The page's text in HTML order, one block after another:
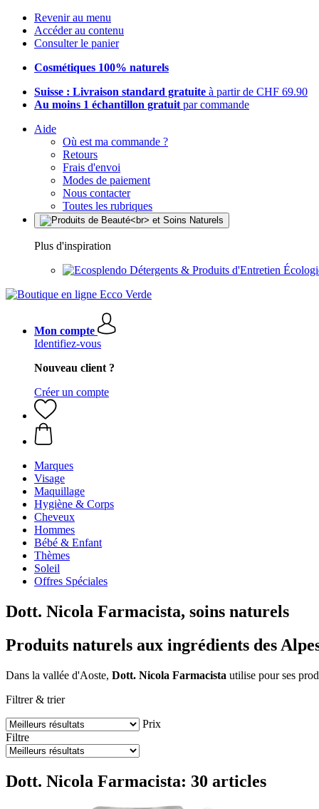
Revenir au menu
Accéder au contenu
Consulter le panier
Cosmétiques 100% naturels
Suisse : Livraison standard gratuite à partir de CHF 69.90
Au moins 1 échantillon gratuit par commande
Aide
Où est ma commande ?
Retours
Frais d'envoi
Modes de paiement
Nous contacter
Toutes les rubriques
Plus d'inspiration
Détergents & Produits d'Entretien
Mon compte
Identifiez-vous
Nouveau client ?
Créer un compte
Marques
Visage
Maquillage
Hygiène & Corps
Cheveux
Hommes
Bébé & Enfant
Thèmes
Soleil
Offres Spéciales
Dott. Nicola Farmacista, soins naturels
Produits naturels aux ingrédients des
Dans la vallée d'Aoste, Dott. Nicola Farmacista utilise pour ses
Filtrer & trier
Prix
Filtre
Dott. Nicola Farmacista: 30 articles